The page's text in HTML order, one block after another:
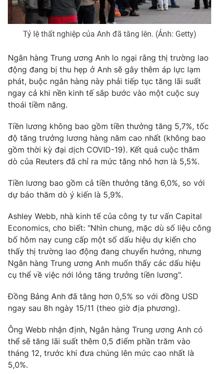
Theo dõi báo trên
Cơ quan chủ quản:
Đài Truyền hình Việt Nam
Cơ quan báo chí:
Thời báo VTV
Giấy phép hoạt động báo in và báo điện tử số 483/GP-BTTTT
cấp ngày 29/12/2023
Tổng Biên tập:Vũ Thanh Thủy
Phó Tổng Biên tập:
Tổng đài VTV:024.38 355 931 - 024.38 355 932
Ðiện thoại Thời báo VTV: 024.66 897 897
Email:
toasoan@vtv.vn
® Cấm sao chép dưới mọi hình thức nếu không có sự chấp
thông tin từ website này.
Tỷ lệ thất nghiệp của Anh đã tăng lên. (Ảnh: Getty)
Ngân hàng Trung ương Anh lo ngại rằng thị trường lao
động đang bị thu hẹp ở Anh sẽ gây thêm áp lực lạm
phát, buộc ngân hàng này phải tiếp tục tăng lãi suất
ngay cả khi nền kinh tế sắp bước vào một cuộc suy
thoái tiềm năng.
Tiền lương không bao gồm tiền thưởng tăng 5,7%, tốc
độ tăng trưởng lương hàng năm cao nhất (không bao
gồm thời kỳ đại dịch COVID-19). Kết quả cuộc thăm
dò của Reuters đã chỉ ra mức tăng nhỏ hơn là 5,5%.
Tiền lương bao gồm cả tiền thưởng tăng 6,0%, so với
dự báo thăm dò ý kiến ​​​​là 5,9%.
Ashley Webb, nhà kinh tế của công ty tư vấn Capital
Economics, cho biết: "Nhìn chung, mặc dù số liệu công
bố hôm nay cung cấp một số dấu hiệu dự kiến ​​cho
thấy thị trường lao động đang chuyển hướng, nhưng
Ngân hàng Trung ương Anh muốn thấy các dấu hiệu
cụ thể về việc nới lỏng tăng trưởng tiền lương".
Đồng Bảng Anh đã tăng hơn 0,5% so với đồng USD
ngay sau 8h ngày 15/11 (theo giờ địa phương).
Ông Webb nhận định, Ngân hàng Trung ương Anh có
thể sẽ tăng lãi suất thêm 0,5 điểm phần trăm vào
tháng 12, trước khi đưa chúng lên mức cao nhất là
5,0%.